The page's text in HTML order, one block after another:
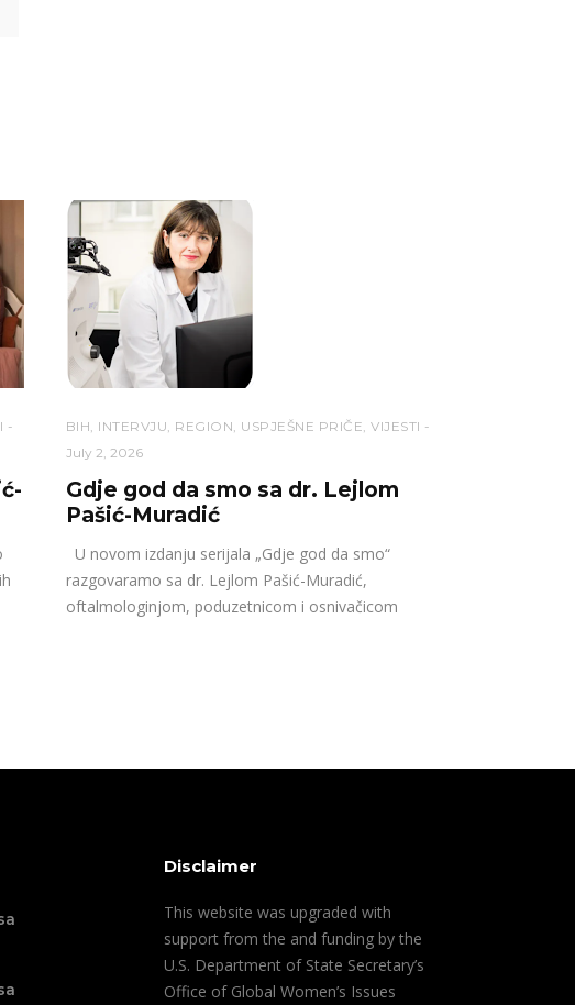
BIH INTERVJU REGION USPJEŠNE PRIČE ,VIJESTI
July 2, 2026
Gdje god da smo sa dr. Lejlom
Pašić-Muradić
U novom izdanju serijala „Gdje god da smo“
razgovaramo sa dr. Lejlom Pašić-Muradić,
oftalmologinjom, poduzetnicom i osnivačicom
Disclaimer
This website was upgraded with
support from the and funding by the
U.S. Department of State Secretary’s
Office of Global Women’s Issues